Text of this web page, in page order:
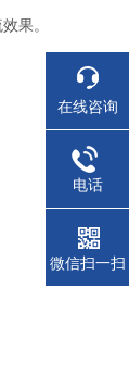
果。
在线咨询
电话
微信扫一扫